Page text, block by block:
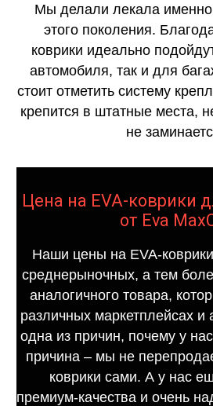
Мы делали лекала
этого поколения.
коврики идеально
автомобиля, так и для
стоит отметить систему
крепится в штатные места,
не
Цена на EVA-коврики
от Eva
Наши цены на EVA-
среднерыночных, а тем
аналогичного товара,
различных маркетплейсах и
одна из причин, почему у
причина – мы не
коврики сами. А у нас
премиум-качества и очень